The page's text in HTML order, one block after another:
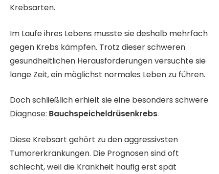
Krebsarten.
Im Laufe ihres Lebens musste sie deshalb mehrfach
gegen Krebs kämpfen. Trotz dieser schweren
gesundheitlichen Herausforderungen versuchte sie
lange Zeit, ein möglichst normales Leben zu führen.
Doch schließlich erhielt sie eine besonders schwere
Diagnose: Bauchspeicheldrüsenkrebs.
Diese Krebsart gehört zu den aggressivsten
Tumorerkrankungen. Die Prognosen sind oft
schlecht, weil die Krankheit häufig erst spät